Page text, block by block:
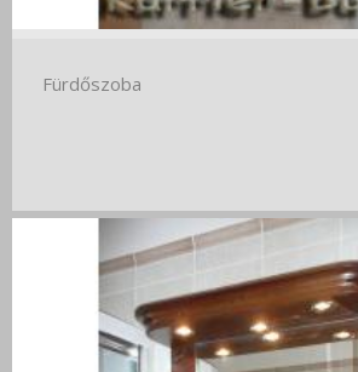
Fürdőszoba